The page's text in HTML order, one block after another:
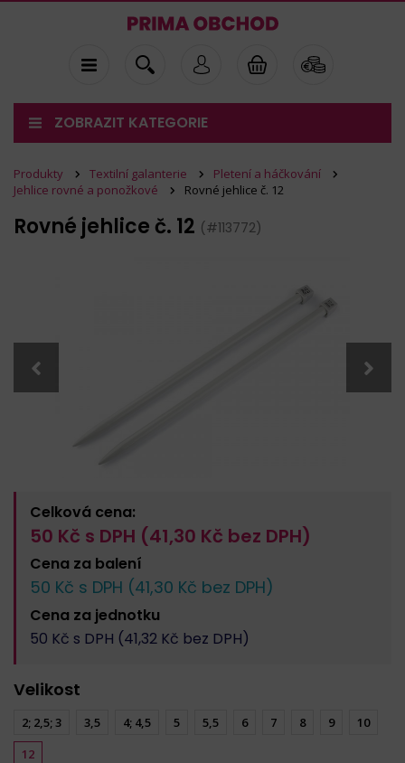
ZOBRAZIT KATEGORIE
Produkty Textilní galanterie
Pletení a háčkování
Jehlice rovné a ponožkové
Rovné jehlice č. 12
Rovné jehlice č. 12 (#113772)
Celková cena:
50 Kč s DPH (41,30 Kč bez DPH)
Cena za balení
50 Kč s DPH (41,30 Kč bez DPH)
Cena za jednotku
50 Kč s DPH (41,32 Kč bez DPH)
Velikost
2; 2,5; 3 3,5 4; 4,5 5 5,5 6 7 8 9
10
12